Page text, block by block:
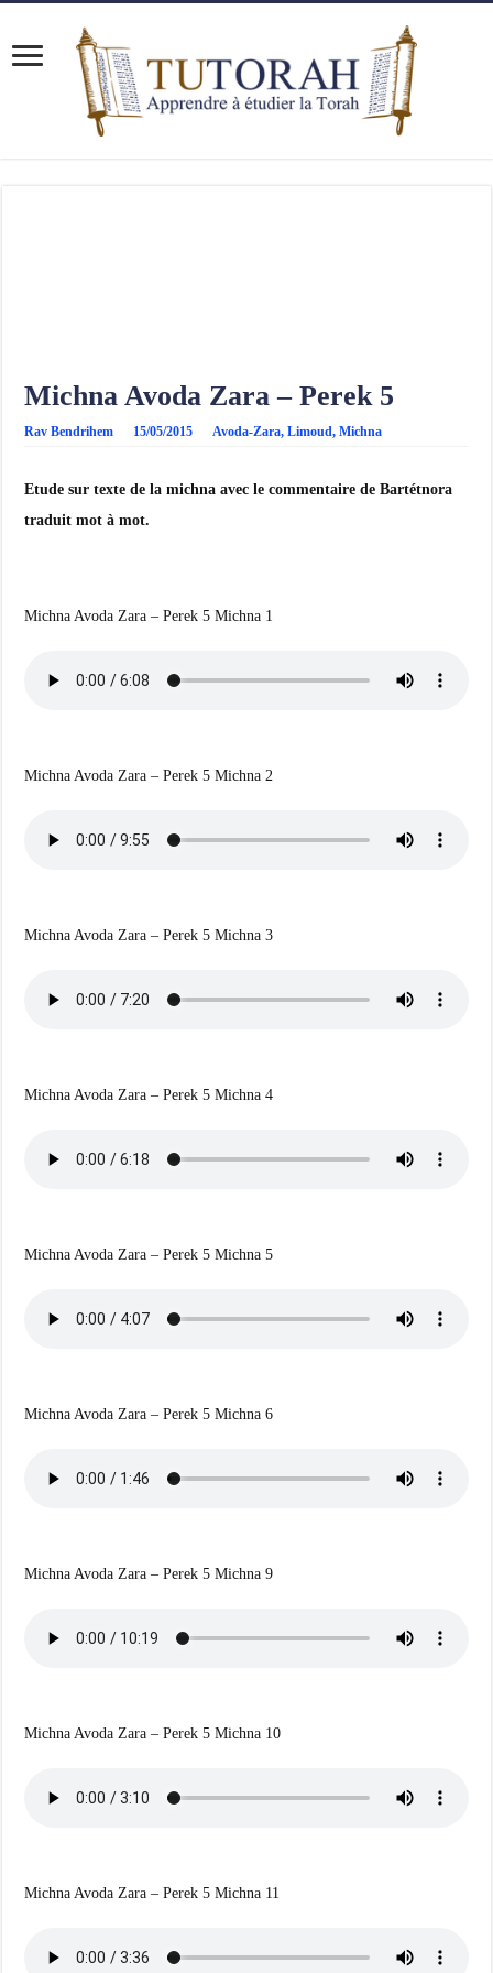
Michna Avoda Zara – Perek 5
Rav Bendrihem 15/05/2015 Avoda-Zara,Limoud,Michna
Etude sur texte de la michna avec le commentaire de Bartétnora
traduit mot à mot.
Michna Avoda Zara – Perek 5 Michna 1
Michna Avoda Zara – Perek 5 Michna 2
Michna Avoda Zara – Perek 5 Michna 3
Michna Avoda Zara – Perek 5 Michna 4
Michna Avoda Zara – Perek 5 Michna 5
Michna Avoda Zara – Perek 5 Michna 6
Michna Avoda Zara – Perek 5 Michna 9
Michna Avoda Zara – Perek 5 Michna 10
Michna Avoda Zara – Perek 5 Michna 11